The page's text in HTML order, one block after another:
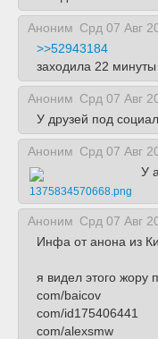
Аноним Срд 07 Авг
>>52943184
заходила 22 минуты
Аноним Срд 07 Авг
У друзей под
Аноним Срд 07 Авг
1375834570668.png
У
Аноним Срд 07 Авг
Инфа от анона из
я видел этого жору
com/baicov
com/id175406441
com/alexsmw